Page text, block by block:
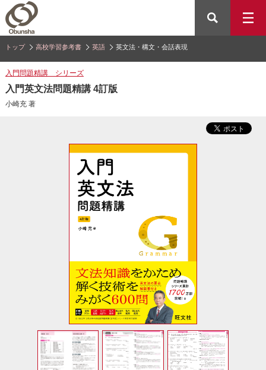
トップ 高校学習参考書 英語 英文法・構文・会話表現
入門問題精講 シリーズ
入門英文法問題精講 4訂版
小崎充 著